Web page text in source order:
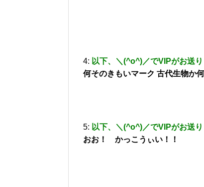
4: 以下、＼(^o^)／でVIPがお送
何そのきもいマーク 古代生物か
5: 以下、＼(^o^)／でVIPがお送
おお！ かっこうぃい！！